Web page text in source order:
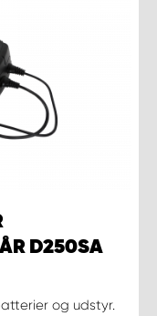
D250SA
og udstyr.